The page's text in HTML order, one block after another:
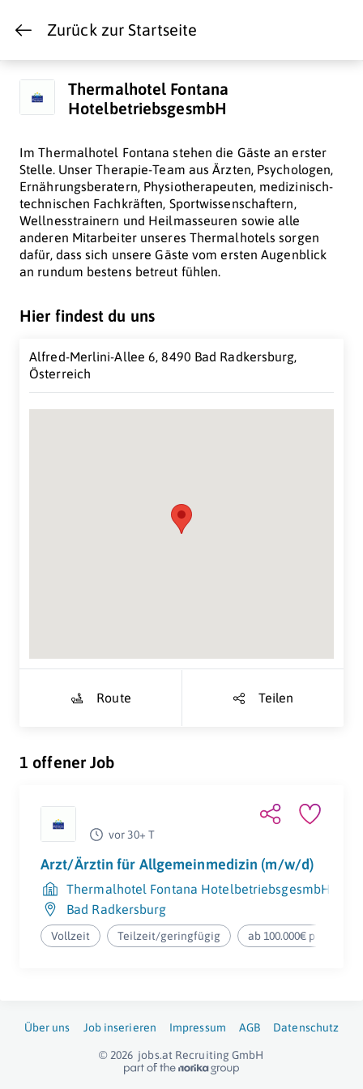
Zurück zur Startseite
Thermalhotel Fontana
HotelbetriebsgesmbH
Im Thermalhotel Fontana stehen die Gäste an erster
Stelle. Unser Therapie-Team aus Ärzten, Psychologen,
Ernährungsberatern, Physiotherapeuten, medizinisch-
technischen Fachkräften, Sportwissenschaftern,
Wellnesstrainern und Heilmasseuren sowie alle
anderen Mitarbeiter unseres Thermalhotels sorgen
dafür, dass sich unsere Gäste vom ersten Augenblick
an rundum bestens betreut fühlen.
Hier findest du uns
Alfred-Merlini-Allee 6, 8490 Bad Radkersburg,
Österreich
Route Teilen
1 offener Job
vor 30+ T
Arzt/Ärztin für Allgemeinmedizin (m/w/d)
Thermalhotel Fontana HotelbetriebsgesmbH
Bad Radkersburg
Vollzeit Teilzeit/geringfügig ab 100.000€ pro Jahr
Über uns Job inserieren Impressum AGB Datenschutz
© 2026 jobs.at Recruiting GmbH